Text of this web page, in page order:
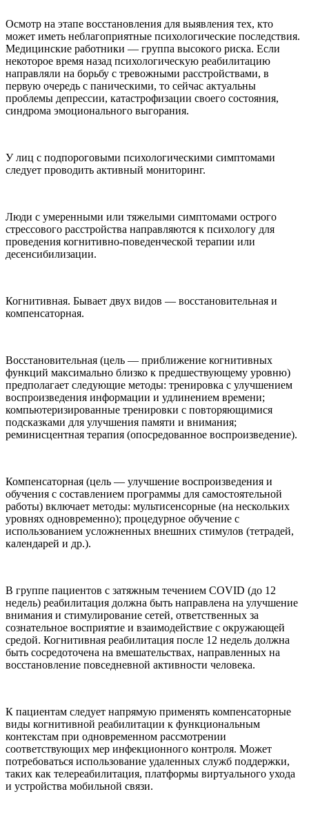
Осмотр на этапе восстановления для выявления тех, кто
может иметь неблагоприятные психологические последствия.
Медицинские работники — группа высокого риска. Если
некоторое время назад психологическую реабилитацию
направляли на борьбу с тревожными расстройствами, в
первую очередь с паническими, то сейчас актуальны
проблемы депрессии, катастрофизации своего состояния,
синдрома эмоционального выгорания.
У лиц с подпороговыми психологическими симптомами
следует проводить активный мониторинг.
Люди с умеренными или тяжелыми симптомами острого
стрессового расстройства направляются к психологу для
проведения когнитивно-поведенческой терапии или
десенсибилизации.
Когнитивная. Бывает двух видов — восстановительная и
компенсаторная.
Восстановительная (цель — приближение когнитивных
функций максимально близко к предшествующему уровню)
предполагает следующие методы: тренировка с улучшением
воспроизведения информации и удлинением времени;
компьютеризированные тренировки с повторяющимися
подсказками для улучшения памяти и внимания;
реминисцентная терапия (опосредованное воспроизведение).
Компенсаторная (цель — улучшение воспроизведения и
обучения с составлением программы для самостоятельной
работы) включает методы: мультисенсорные (на нескольких
уровнях одновременно); процедурное обучение с
использованием усложненных внешних стимулов (тетрадей,
календарей и др.).
В группе пациентов с затяжным течением COVID (до 12
недель) реабилитация должна быть направлена на улучшение
внимания и стимулирование сетей, ответственных за
сознательное восприятие и взаимодействие с окружающей
средой. Когнитивная реабилитация после 12 недель должна
быть сосредоточена на вмешательствах, направленных на
восстановление повседневной активности человека.
К пациентам следует напрямую применять компенсаторные
виды когнитивной реабилитации к функциональным
контекстам при одновременном рассмотрении
соответствующих мер инфекционного контроля. Может
потребоваться использование удаленных служб поддержки,
таких как телереабилитация, платформы виртуального ухода
и устройства мобильной связи.